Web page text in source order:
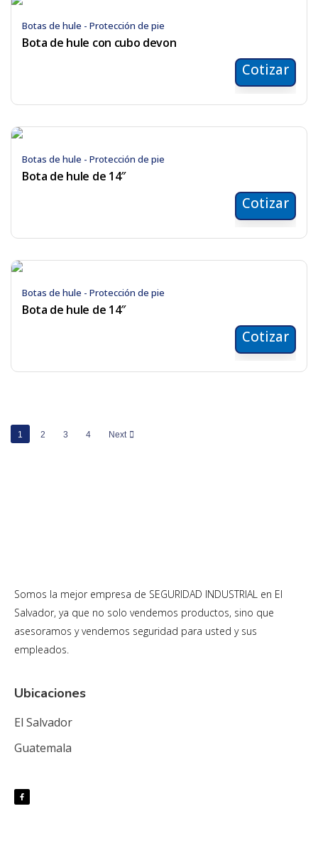
Botas de hule - Protección de pie
Bota de hule con cubo devon
Cotizar
Botas de hule - Protección de pie
Bota de hule de 14″
Cotizar
Botas de hule - Protección de pie
Bota de hule de 14″
Cotizar
1 2 3 4 Next
Somos la mejor empresa de SEGURIDAD INDUSTRIAL en El
Salvador, ya que no solo vendemos productos, sino que
asesoramos y vendemos seguridad para usted y sus
empleados.
Ubicaciones
El Salvador
Guatemala